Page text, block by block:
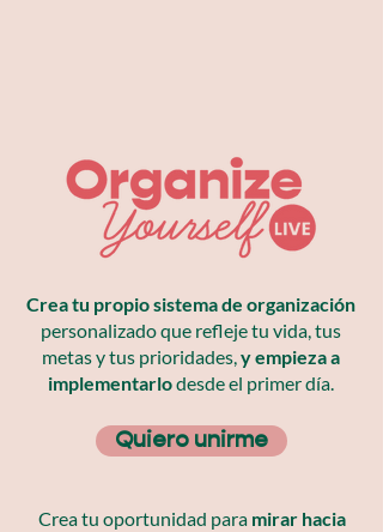
Crea tu propio sistema de organización
personalizado que refleje tu vida, tus
metas y tus prioridades,y empieza a
implementarlodesde el primer día.
Quiero unirme
Crea tu oportunidad para mirar hacia